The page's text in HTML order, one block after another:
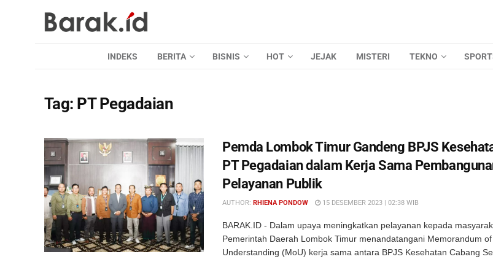
INDEKS BERITA BISNIS HOT JEJAK MISTERI TEKNO
Tag: PT Pegadaian
Pemda Lombok Timur Gandeng BPJS
PT Pegadaian dalam Kerja Sama
Pelayanan Publik
AUTHOR: RHIENA PONDOW 15 DESEMBER 2023 | 02:38 WIB
BARAK.ID - Dalam upaya meningkatkan pelayanan kepada
Pemerintah Daerah Lombok Timur menandatangani Memorandum of
Understanding (MoU) kerja sama antara BPJS Kesehatan Cabang